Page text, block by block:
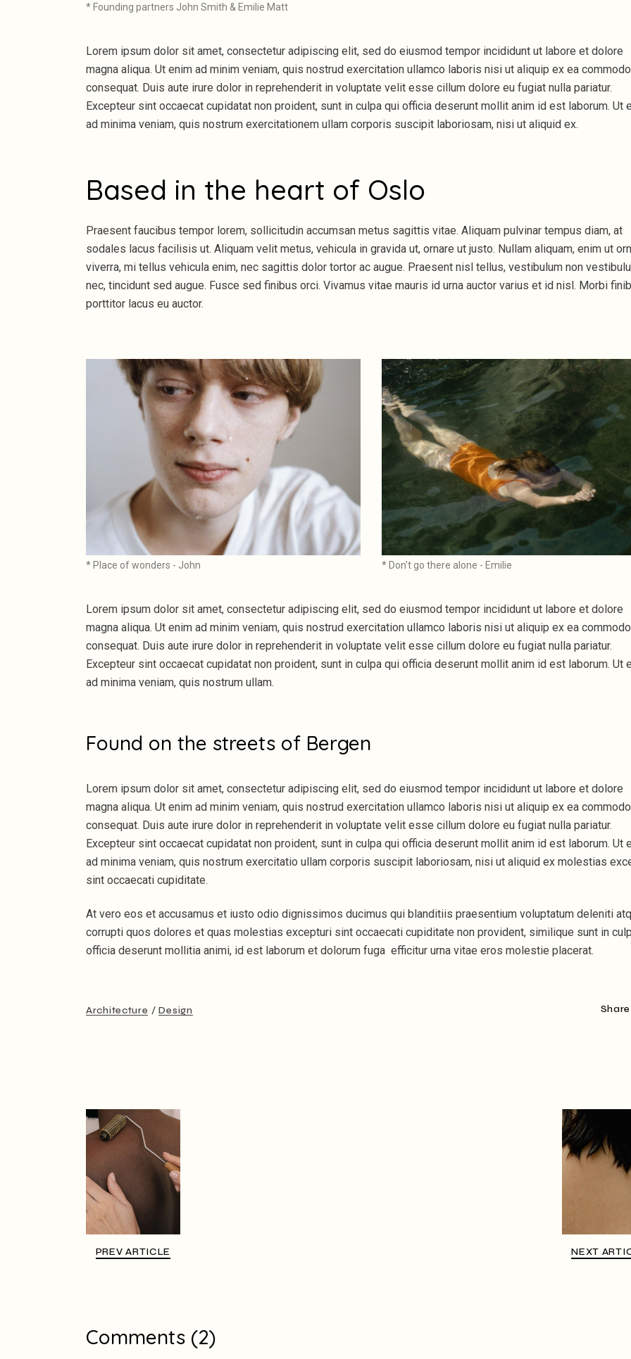
* Founding partners John Smith & Emilie Matt
Lorem ipsum dolor sit amet, consectetur adipiscing elit, sed do eiusmod tempor incididunt ut labore et dolore
magna aliqua. Ut enim ad minim veniam, quis nostrud exercitation ullamco laboris nisi ut aliquip ex ea commodo
consequat. Duis aute irure dolor in reprehenderit in voluptate velit esse cillum dolore eu fugiat nulla pariatur.
Excepteur sint occaecat cupidatat non proident, sunt in culpa qui officia deserunt mollit anim id est laborum. Ut
ad minima veniam, quis nostrum exercitationem ullam corporis suscipit laboriosam, nisi ut aliquid ex.
Based in the heart of Oslo
Praesent faucibus tempor lorem, sollicitudin accumsan metus sagittis vitae. Aliquam pulvinar tempus diam, at
sodales lacus facilisis ut. Aliquam velit metus, vehicula in gravida ut, ornare ut justo. Nullam aliquam, enim ut
viverra, mi tellus vehicula enim, nec sagittis dolor tortor ac augue. Praesent nisl tellus, vestibulum non
nec, tincidunt sed augue. Fusce sed finibus orci. Vivamus vitae mauris id urna auctor varius et id nisl. Morbi
porttitor lacus eu auctor.
* Place of wonders - John * Don't go there alone - Emilie
Lorem ipsum dolor sit amet, consectetur adipiscing elit, sed do eiusmod tempor incididunt ut labore et dolore
magna aliqua. Ut enim ad minim veniam, quis nostrud exercitation ullamco laboris nisi ut aliquip ex ea commodo
consequat. Duis aute irure dolor in reprehenderit in voluptate velit esse cillum dolore eu fugiat nulla pariatur.
Excepteur sint occaecat cupidatat non proident, sunt in culpa qui officia deserunt mollit anim id est laborum. Ut
ad minima veniam, quis nostrum ullam.
Found on the streets of Bergen
Lorem ipsum dolor sit amet, consectetur adipiscing elit, sed do eiusmod tempor incididunt ut labore et dolore
magna aliqua. Ut enim ad minim veniam, quis nostrud exercitation ullamco laboris nisi ut aliquip ex ea commodo
consequat. Duis aute irure dolor in reprehenderit in voluptate velit esse cillum dolore eu fugiat nulla pariatur.
Excepteur sint occaecat cupidatat non proident, sunt in culpa qui officia deserunt mollit anim id est laborum. Ut
ad minima veniam, quis nostrum exercitatio ullam corporis suscipit laboriosam, nisi ut aliquid ex molestias
sint occaecati cupiditate.
At vero eos et accusamus et iusto odio dignissimos ducimus qui blanditiis praesentium voluptatum deleniti
corrupti quos dolores et quas molestias excepturi sint occaecati cupiditate non provident, similique sunt in
officia deserunt mollitia animi, id est laborum et dolorum fuga efficitur urna vitae eros molestie placerat.
Architecture Design Share
PREV ARTICLE NEXT
Comments (2)